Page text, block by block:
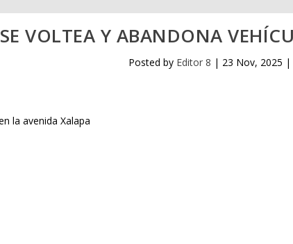
SE VOLTEA Y ABANDONA
Posted by Editor 8 | 23 Nov, 2025 |